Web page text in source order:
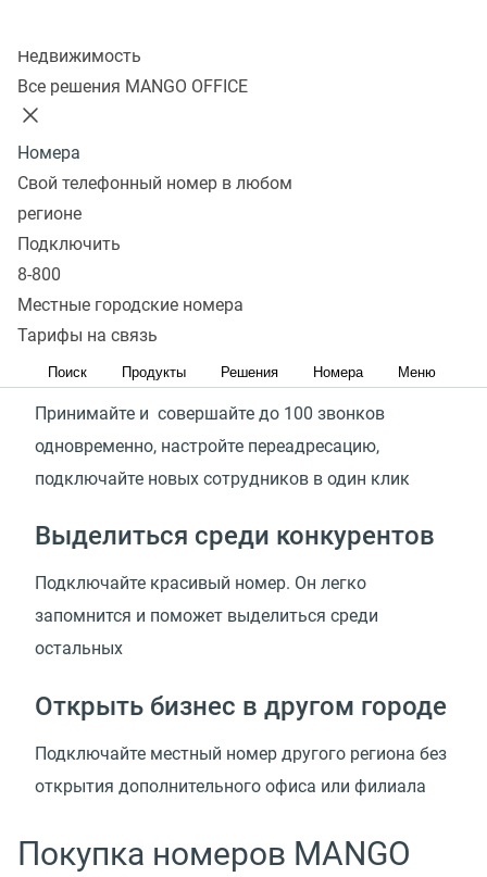
Недвижимость
Все решения MANGO OFFICE
Номера
Свой телефонный номер в любом
регионе
Подключить
8-800
Местные городские номера
Тарифы на связь
Поиск Продукты Решения Номера Меню
Городские номера
MANGO OFFICE помогут
Сэкономить на связи
Не нужно покупать оборудование и сим-карты.
Все входящие на городской номер бесплатны,
а для клиентов — по ценам домашнего тарифа
Принимать 100% звонков
Принимайте и совершайте до 100 звонков
одновременно, настройте переадресацию,
подключайте новых сотрудников в один клик
Выделиться среди конкурентов
Подключайте красивый номер. Он легко
запомнится и поможет выделиться среди
остальных
Открыть бизнес в другом городе
Подключайте местный номер другого региона без
открытия дополнительного офиса или филиала
Покупка номеров MANGO